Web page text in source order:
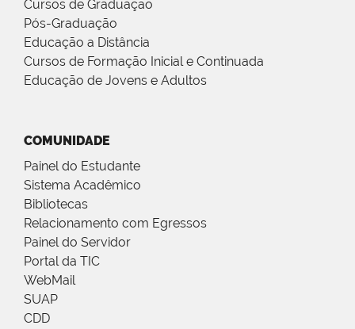
Cursos de Graduação
Pós-Graduação
Educação a Distância
Cursos de Formação Inicial e Continuada
Educação de Jovens e Adultos
COMUNIDADE
Painel do Estudante
Sistema Acadêmico
Bibliotecas
Relacionamento com Egressos
Painel do Servidor
Portal da TIC
WebMail
SUAP
CDD